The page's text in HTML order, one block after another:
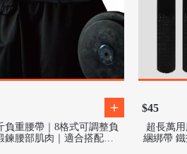
負重腰帶｜8格式可調整負
腰部肌肉｜適合搭配跑
超長萬
綑綁帶
$45